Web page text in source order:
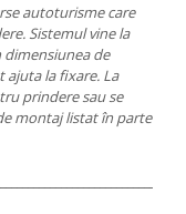
autoturisme care
Sistemul vine la
dimensiunea de
ajuta la fixare. La
prindere sau se
montaj listat în parte